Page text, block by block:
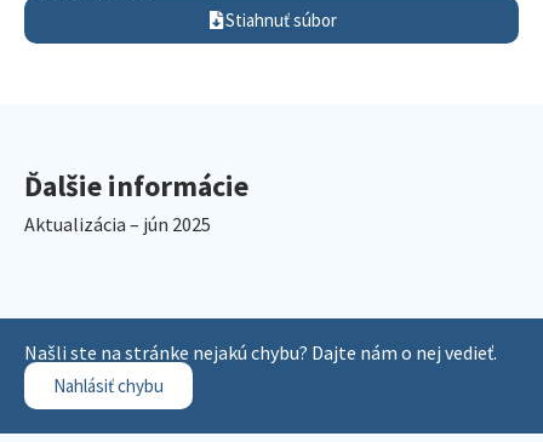
Stiahnuť súbor
Ďalšie informácie
Aktualizácia – jún 2025
Našli ste na stránke nejakú chybu? Dajte nám o nej vedieť.
Nahlásiť chybu